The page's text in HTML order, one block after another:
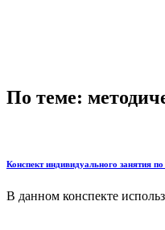
По теме:
Конспект индивидуального занятия
В данном конспекте